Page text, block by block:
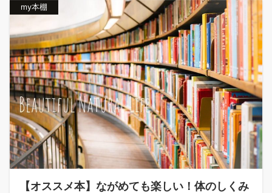
my本棚
【オススメ本】ながめても楽しい！体のしくみ